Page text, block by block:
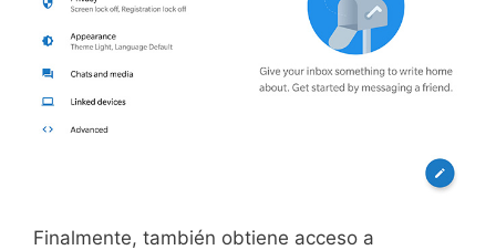
Finalmente, también obtiene acceso a